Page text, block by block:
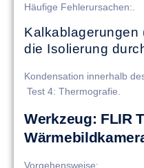
​​Häufige Fehlerursachen​​:.
Kalkablagerungen
die Isolierung
Kondensation innerhalb
​​ Test 4: Thermografie​​.
​​Werkzeug​​: FLIR
​​Vorgehensweise​​:.